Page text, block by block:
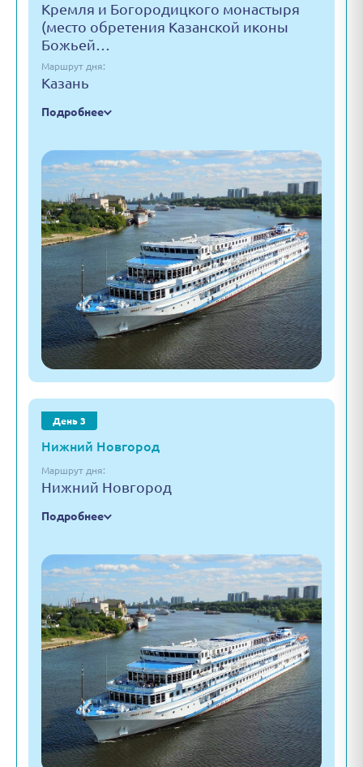
Кремля и Богородицкого монастыря
(место обретения Казанской иконы
Божьей…
Маршрут дня:
Казань
Подробнее
День 3
Нижний Новгород
Маршрут дня:
Нижний Новгород
Подробнее